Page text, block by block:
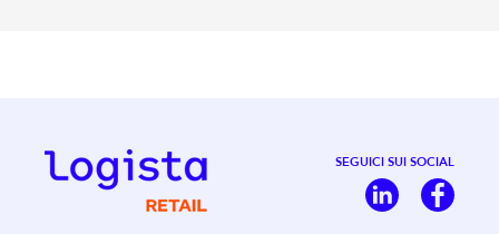
SEGUICI SUI SOCIAL